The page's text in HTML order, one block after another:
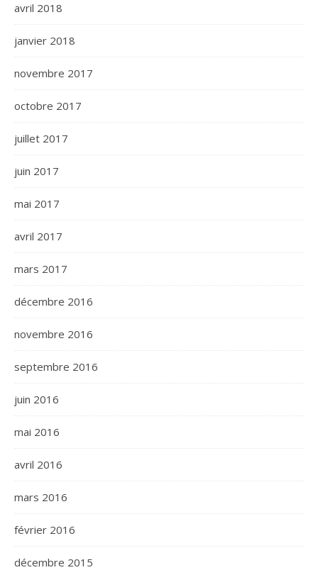
avril 2018
janvier 2018
novembre 2017
octobre 2017
juillet 2017
juin 2017
mai 2017
avril 2017
mars 2017
décembre 2016
novembre 2016
septembre 2016
juin 2016
mai 2016
avril 2016
mars 2016
février 2016
décembre 2015